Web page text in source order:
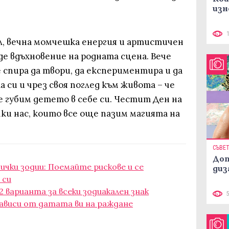
вечна момчешка енергия и артистичен
вдъхновение на родната сцена. Вече
да твори, да експериментира и да
си и чрез своя поглед към живота – че
губим детето в себе си. Честит Ден на
нас, които все още пазим магията на
зодии: Поемайте рискове и се
за всеки зодиакален знак
от датата ви на раждане